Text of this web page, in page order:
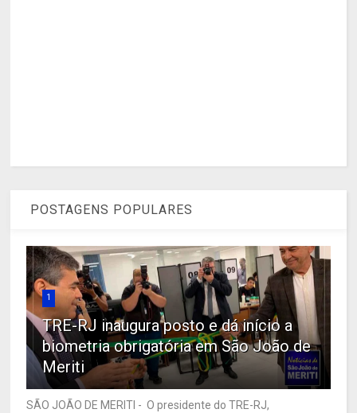
POSTAGENS POPULARES
1
TRE-RJ inaugura posto e dá início a
biometria obrigatória em São João de
Meriti
SÃO JOÃO DE MERITI - O presidente do TRE-RJ,